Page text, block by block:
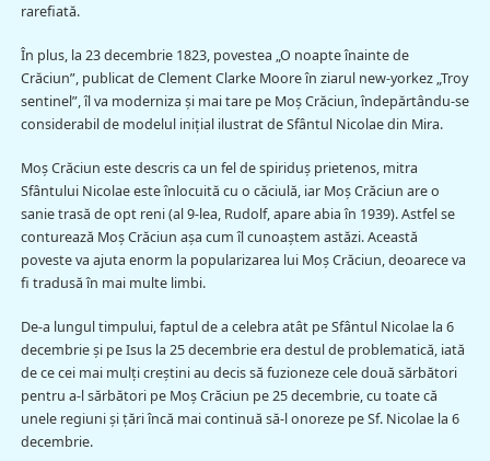
rarefiată.
În plus, la 23 decembrie 1823, povestea „O noapte înainte de
Crăciun”, publicat de Clement Clarke Moore în ziarul new-yorkez „Troy
sentinel”, îl va moderniza şi mai tare pe Moș Crăciun, îndepărtându-se
considerabil de modelul inițial ilustrat de Sfântul Nicolae din Mira.
Moș Crăciun este descris ca un fel de spiriduș prietenos, mitra
Sfântului Nicolae este înlocuită cu o căciulă, iar Moș Crăciun are o
sanie trasă de opt reni (al 9-lea, Rudolf, apare abia în 1939). Astfel se
conturează Moş Crăciun aşa cum îl cunoaştem astăzi. Această
poveste va ajuta enorm la popularizarea lui Moș Crăciun, deoarece va
fi tradusă în mai multe limbi.
De-a lungul timpului, faptul de a celebra atât pe Sfântul Nicolae la 6
decembrie şi pe Isus la 25 decembrie era destul de problematică, iată
de ce cei mai mulți creștini au decis să fuzioneze cele două sărbători
pentru a-l sărbători pe Moș Crăciun pe 25 decembrie, cu toate că
unele regiuni și țări încă mai continuă să-l onoreze pe Sf. Nicolae la 6
decembrie.